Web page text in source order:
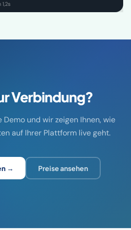
Verbindung?
Demo und wir zeigen Ihnen, wie
auf Ihrer Plattform live geht.
→ Preise ansehen